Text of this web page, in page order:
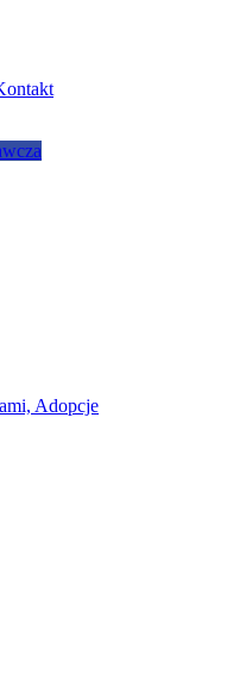
Adopcje